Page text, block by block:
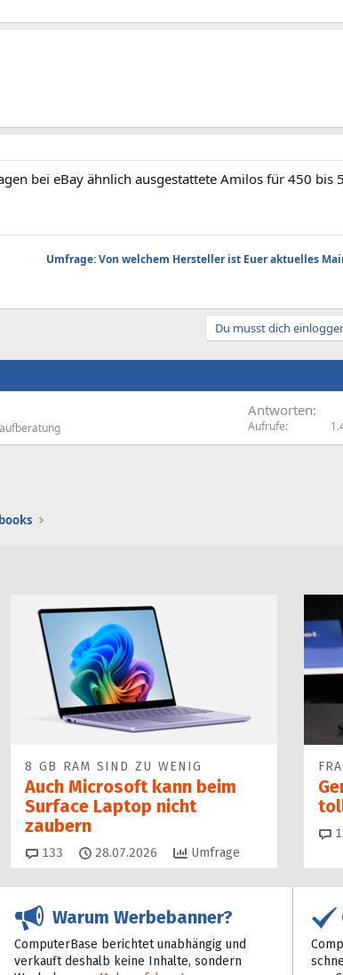
bei eBay ähnlich ausgestattete Amilos für 450 bis
Umfrage: Von welchem Hersteller ist Euer aktuelles
Du musst dich
Antworten
Aufrufe
8 GB RAM SIND ZU WENIG
Auch Microsoft kann beim
Surface Laptop nicht
zaubern
133 Kommentare
28.07.2026 Umfrage
Warum Werbebanner?
ComputerBase berichtet unabhängig und
verkauft deshalb keine Inhalte, sondern